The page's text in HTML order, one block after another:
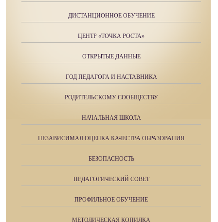
ДИСТАНЦИОННОЕ ОБУЧЕНИЕ
ЦЕНТР «ТОЧКА РОСТА»
ОТКРЫТЫЕ ДАННЫЕ
ГОД ПЕДАГОГА И НАСТАВНИКА
РОДИТЕЛЬСКОМУ СООБЩЕСТВУ
НАЧАЛЬНАЯ ШКОЛА
НЕЗАВИСИМАЯ ОЦЕНКА КАЧЕСТВА ОБРАЗОВАНИЯ
БЕЗОПАСНОСТЬ
ПЕДАГОГИЧЕСКИЙ СОВЕТ
ПРОФИЛЬНОЕ ОБУЧЕНИЕ
МЕТОДИЧЕСКАЯ КОПИЛКА